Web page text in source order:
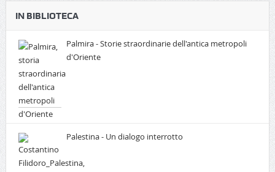
IN BIBLIOTECA
Palmira - Storie straordinarie dell'antica metropoli
d'Oriente
Palestina - Un dialogo interrotto